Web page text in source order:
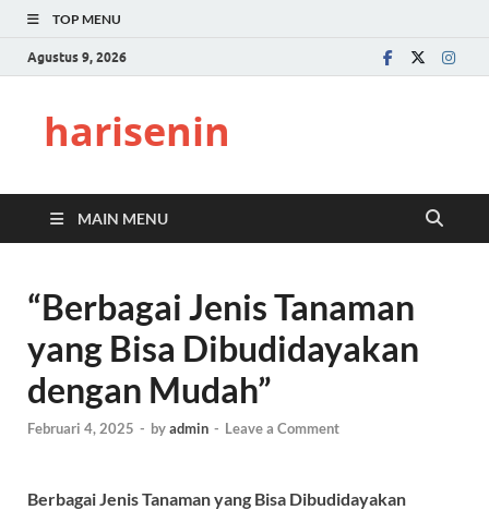
TOP MENU
Agustus 9, 2026
harisenin
MAIN MENU
“Berbagai Jenis Tanaman
yang Bisa Dibudidayakan
dengan Mudah”
Februari 4, 2025 - byadmin - Leave a Comment
Berbagai Jenis Tanaman yang Bisa Dibudidayakan